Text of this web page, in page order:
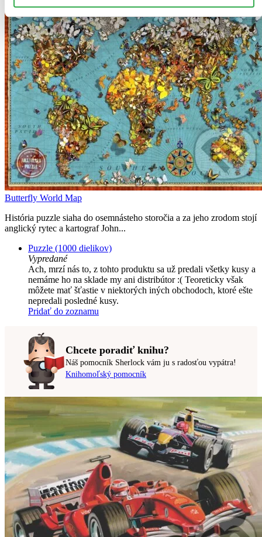
Butterfly World Map
História puzzle siaha do osemnásteho storočia a za jeho zrodom stojí
anglický rytec a kartograf John...
Puzzle (1000 dielikov)
Vypredané
Ach, mrzí nás to, z tohto produktu sa už predali všetky kusy a
nemáme ho na sklade my ani distribútor :( Teoreticky však
môžete mať šťastie v niektorých iných obchodoch, ktoré ešte
nepredali posledné kusy.
Pridať do zoznamu
Chcete poradiť knihu?
Náš pomocník Sherlock vám ju s radosťou vypátra!
Knihomoľský pomocník